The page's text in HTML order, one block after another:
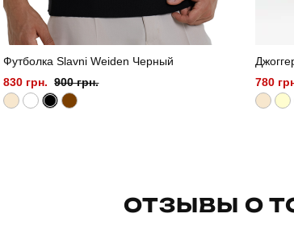
Футболка Slavni Weiden Черный
830 грн. 900 грн.
780
ОТЗЫВЫ О